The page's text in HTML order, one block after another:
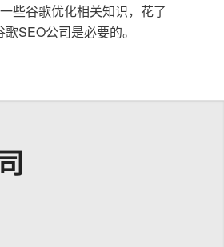
些谷歌优化相关知识，花了
SEO公司是必要的。